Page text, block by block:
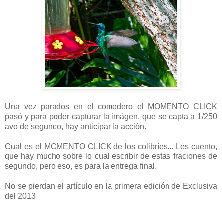
Una vez parados en el comedero el MOMENTO CLICK
pasó y para poder capturar la imágen, que se capta a 1/250
avo de segundo, hay anticipar la acción.
Cual es el MOMENTO CLICK de los colibríes... Les cuento,
que hay mucho sobre lo cual escribir de estas fraciones de
segundo, pero eso, es para la entrega final.
No se pierdan el artículo en la primera edición de Exclusiva
del 2013